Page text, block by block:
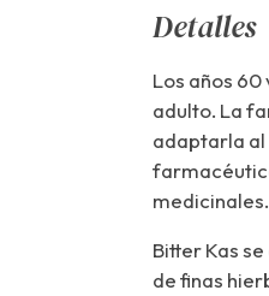
Detalles
Los años
adulto. La
adaptarla al
medicinales.
Bitter Kas
de finas